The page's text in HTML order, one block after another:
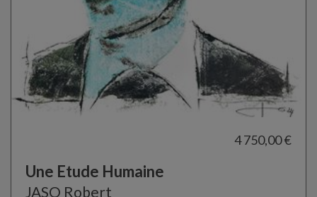
4 750,00 €
Une Etude Humaine
JASO Robert